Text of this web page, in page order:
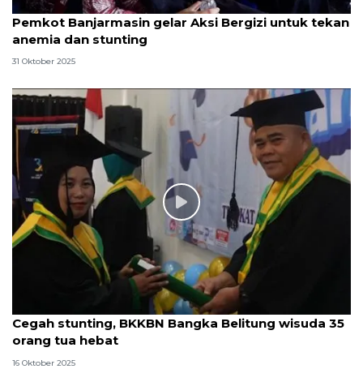
Pemkot Banjarmasin gelar Aksi Bergizi untuk tekan
anemia dan stunting
31 Oktober 2025
Cegah stunting, BKKBN Bangka Belitung wisuda 35
orang tua hebat
16 Oktober 2025